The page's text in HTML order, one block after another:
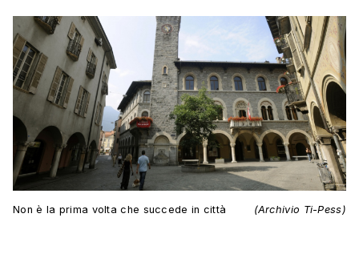
Non è la prima volta che succede in città (Archivio Ti-Pess)